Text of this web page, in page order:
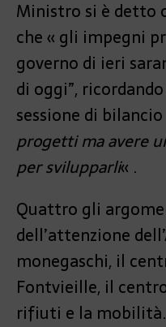
Ministro si è detto
che « gli impegni
governo di ieri
di oggi”,
sessione di
progetti ma avere
per svilupparli« .
Quattro gli
dell’attenzione
monegaschi, il
Fontvieille, il
rifiuti e la mobilità.